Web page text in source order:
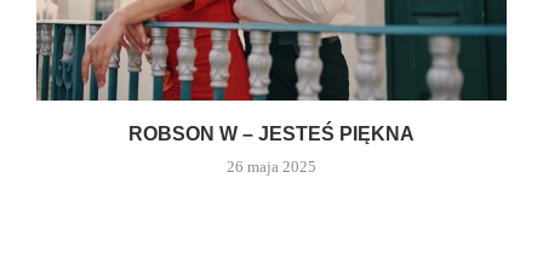
ROBSON W – JESTEŚ PIĘKNA
26 maja 2025